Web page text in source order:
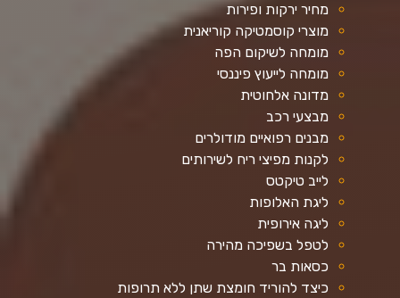
מחיר ירקות ופירות
מוצרי קוסמטיקה קוריאנית
מומחה לשיקום הפה
מומחה לייעוץ פיננסי
מדונה אלחוטית
מבצעי רכב
מבנים רפואיים מודולרים
לקנות מפיצי ריח לשירותים
לייב טיקטס
ליגת האלופות
ליגה אירופית
לטפל בשפיכה מהירה
כסאות בר
כיצד להוריד חומצת שתן ללא תרופות